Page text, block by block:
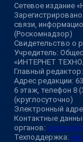
Сетевое издание
связи,
(Роскомнадзор)
Свидетельство о
Учредитель:
«ИНТЕРНЕТ
Главный
Адрес редакции:
6 этаж, телефон 8
(круглосуточно)
Электронный
Контактные
органов:
Техподдержка: